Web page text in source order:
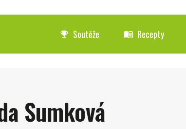
emoji_events Soutěže menu_book Recepty
Sumková